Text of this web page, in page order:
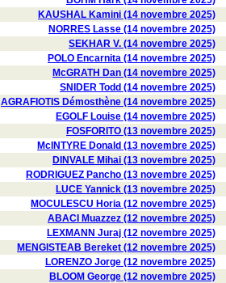
KAUSHAL Kamini (14 novembre 2025)
NORRES Lasse (14 novembre 2025)
SEKHAR V. (14 novembre 2025)
POLO Encarnita (14 novembre 2025)
McGRATH Dan (14 novembre 2025)
SNIDER Todd (14 novembre 2025)
AGRAFIOTIS Démosthène (14 novembre 2025)
EGOLF Louise (14 novembre 2025)
FOSFORITO (13 novembre 2025)
McINTYRE Donald (13 novembre 2025)
DINVALE Mihai (13 novembre 2025)
RODRIGUEZ Pancho (13 novembre 2025)
LUCE Yannick (13 novembre 2025)
MOCULESCU Horia (12 novembre 2025)
ABACI Muazzez (12 novembre 2025)
LEXMANN Juraj (12 novembre 2025)
MENGISTEAB Bereket (12 novembre 2025)
LORENZO Jorge (12 novembre 2025)
BLOOM George (12 novembre 2025)